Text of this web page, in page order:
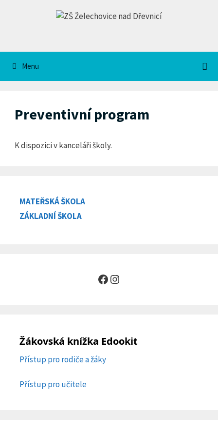
Menu
Preventivní program
K dispozici v kanceláři školy.
MATEŘSKÁ ŠKOLA
ZÁKLADNÍ ŠKOLA
Facebook
Instagram
Žákovská knížka Edookit
Přístup pro rodiče a žáky
Přístup pro učitele